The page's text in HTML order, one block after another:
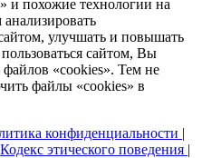
и похожие технологии на
улучшать и повышать
сайтом, Вы
файлов «cookies». Тем не
файлы «cookies» в
конфиденциальности |
Кодекс этического поведения |